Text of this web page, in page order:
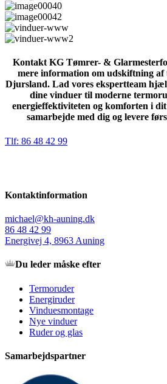
Kontakt KG Tømrer- &
mere information om udskiftning
Djursland. Lad vores ekspertteam
dine vinduer til moderne
energieffektiviteten og komforten i
samarbejde med dig og levere
Tlf: 86 48 42 99
Kontaktinformation
michael@kh-auning.dk
86 48 42 99
Energivej 4, 8963 Auning
Du leder måske efter
Termoruder
Energiruder
Vinduesmontage
Nye vinduer
Ruder og glas
Samarbejdspartner